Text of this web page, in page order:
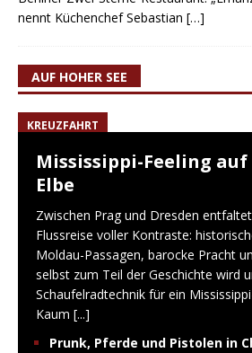
nennt Küchenchef Sebastian […]
AUF HOHER SEE
KREUZFAHRT
Mississippi-Feeling
Elbe
Zwischen Prag und Dresden
Flussreise voller Kontraste:
Moldau-Passagen, barocke Pracht
selbst zum Teil der Geschichte wird
Schaufelradtechnik für ein
Kaum [...]
Prunk, Pferde und Pistolen in